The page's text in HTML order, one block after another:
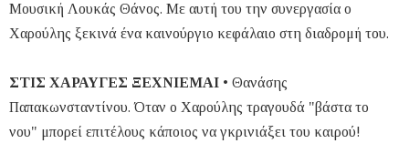
Μουσική Λουκάς Θάνος. Με αυτή του την συνεργασία ο
Χαρούλης ξεκινά ένα καινούργιο κεφάλαιο στη διαδρομή του.
ΣΤΙΣ ΧΑΡΑΥΓΕΣ ΞΕΧΝΙΕΜΑΙ • Θανάσης
Παπακωνσταντίνου. Όταν ο Χαρούλης τραγουδά "βάστα το
νου" μπορεί επιτέλους κάποιος να γκρινιάξει του καιρού!